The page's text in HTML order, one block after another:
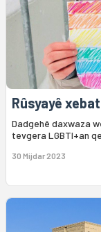
Rûsyayê
Dadgehê daxwaza
tevgera LGBTI+an
30 Mijdar 2023